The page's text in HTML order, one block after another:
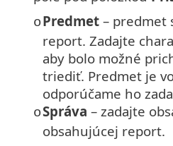
oPredmet – predmet
report. Zadajte
aby bolo možné
triediť. Predmet je
odporúčame ho
oSpráva – zadajte
obsahujúcej report.